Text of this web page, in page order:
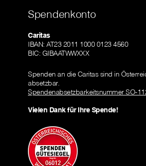
Spendenkonto
Caritas
IBAN: AT23 2011 1000 0123 4560
BIC: GIBAATWWXXX
Spenden an die Caritas sind in
absetzbar.
Spendenabsetzbarkeitsnummer SO-
Vielen Dank für Ihre Spende!